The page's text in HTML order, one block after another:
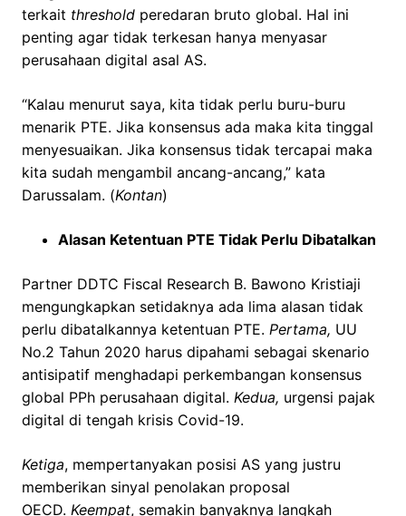
terkait threshold peredaran bruto global. Hal ini
penting agar tidak terkesan hanya menyasar
perusahaan digital asal AS.
“Kalau menurut saya, kita tidak perlu buru-buru
menarik PTE. Jika konsensus ada maka kita tinggal
menyesuaikan. Jika konsensus tidak tercapai maka
kita sudah mengambil ancang-ancang,” kata
Darussalam. (Kontan)
Alasan Ketentuan PTE Tidak Perlu Dibatalkan
Partner DDTC Fiscal Research B. Bawono Kristiaji
mengungkapkan setidaknya ada lima alasan tidak
perlu dibatalkannya ketentuan PTE. Pertama, UU
No.2 Tahun 2020 harus dipahami sebagai skenario
antisipatif menghadapi perkembangan konsensus
global PPh perusahaan digital. Kedua, urgensi pajak
digital di tengah krisis Covid-19.
Ketiga, mempertanyakan posisi AS yang justru
memberikan sinyal penolakan proposal
OECD. Keempat, semakin banyaknya langkah